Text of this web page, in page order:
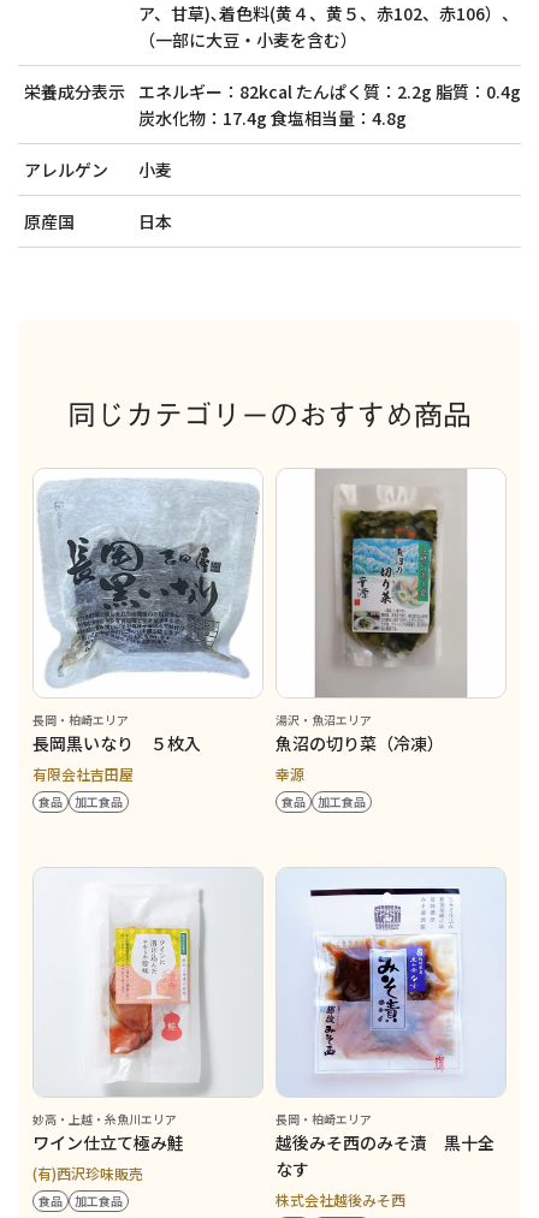
ア、甘草)､着色料(黄４、黄５、赤102、赤106）、
（一部に大豆・小麦を含む）
栄養成分表示 エネルギー：82kcal たんぱく質：2.2g 脂質：0.4g
炭水化物：17.4g 食塩相当量：4.8g
アレルゲン 小麦
原産国 日本
同じカテゴリーのおすすめ商品
長岡・柏崎エリア
長岡黒いなり ５枚入
有限会社吉田屋
食品 加工食品
湯沢・魚沼エリア
魚沼の切り菜（冷凍）
幸源
食品 加工食品
妙高・上越・糸魚川エリア
ワイン仕立て極み鮭
(有)西沢珍味販売
食品 加工食品
長岡・柏崎エリア
越後みそ西のみそ漬 黒十全
なす
株式会社越後みそ西